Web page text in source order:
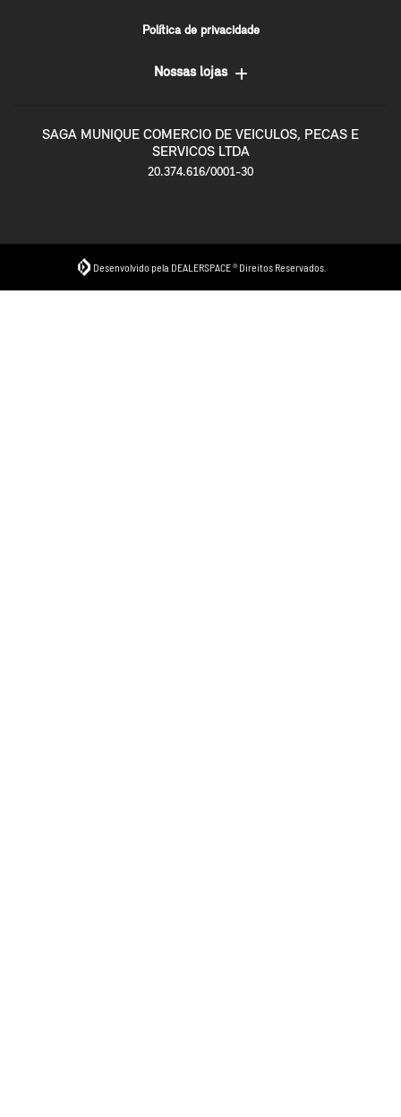
Política de privacidade
Nossas lojas
SAGA MUNIQUE COMERCIO DE VEICULOS, PECAS E
SERVICOS LTDA
20.374.616/0001-30
Desenvolvido pela DEALERSPACE ® Direitos Reservados.